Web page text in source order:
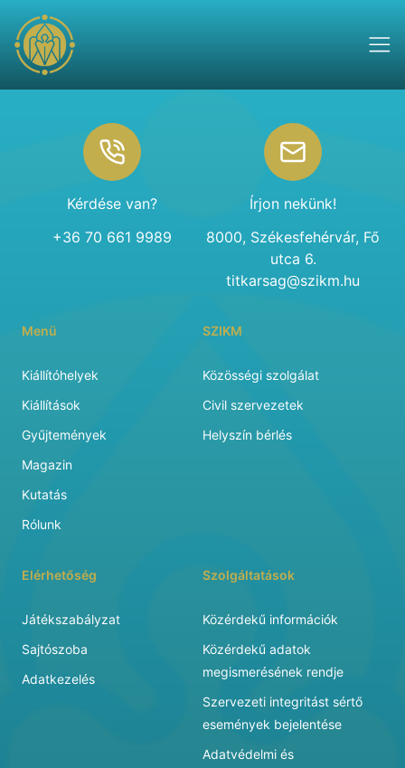
Kérdése van?
+36 70 661 9989
Írjon nekünk!
8000, Székesfehérvár, Fő
utca 6.
titkarsag@szikm.hu
Menü
Kiállítóhelyek
Kiállítások
Gyűjtemények
Magazin
Kutatás
Rólunk
SZIKM
Közösségi szolgálat
Civil szervezetek
Helyszín bérlés
Elérhetőség
Játékszabályzat
Sajtószoba
Adatkezelés
Szolgáltatások
Közérdekű információk
Közérdekű adatok
megismerésének rendje
Szervezeti integritást sértő
események bejelentése
Adatvédelmi és